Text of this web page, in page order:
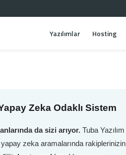
Yazılımlar Hosting
Zeka Odaklı Sistem
da sizi arıyor. Tuba
zeka aramalarında